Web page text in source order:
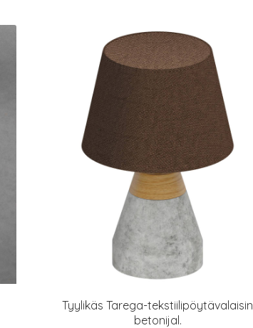
Tyylikäs Tarega-tekstiilipöytävalaisin
betonijal.